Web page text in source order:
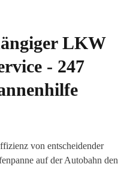
LKW
- 247
von entscheidender
auf der Autobahn den